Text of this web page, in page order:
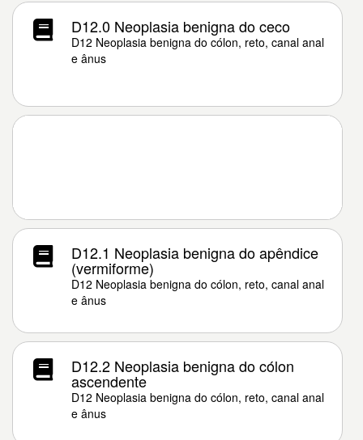
D12.0 Neoplasia benigna do ceco
D12 Neoplasia benigna do cólon, reto, canal anal
e ânus
D12.1 Neoplasia benigna do apêndice
(vermiforme)
D12 Neoplasia benigna do cólon, reto, canal anal
e ânus
D12.2 Neoplasia benigna do cólon
ascendente
D12 Neoplasia benigna do cólon, reto, canal anal
e ânus